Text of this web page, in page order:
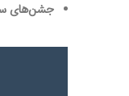
جشن‌های